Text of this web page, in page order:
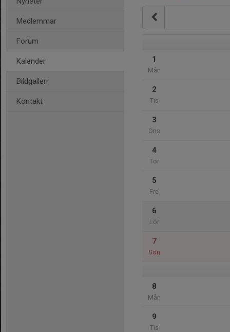
Medlemmar
Forum
Kalender
Bildgalleri
Kontakt
1
Mån
2
Tis
3
Ons
4
Tor
5
Fre
6
Lör
7
Sön
8
Mån
9
Tis